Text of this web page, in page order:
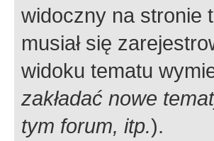
widoczny na stronie
musiał się
widoku tematu
zakładać nowe
tym forum, itp.).